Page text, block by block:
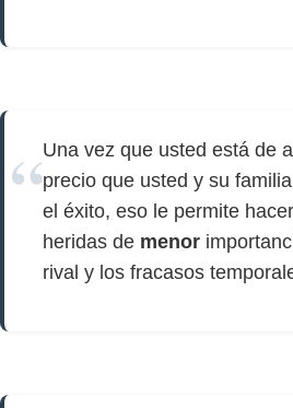
Una vez que usted está de
precio que usted y su
el éxito, eso le permite
heridas de menor
rival y los fracasos